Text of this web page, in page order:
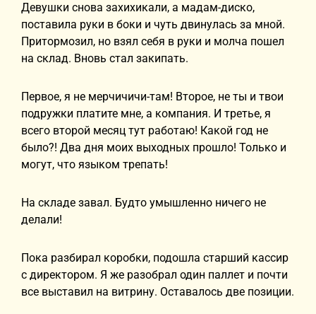
Девушки снова захихикали, а мадам-диско,
поставила руки в боки и чуть двинулась за мной.
Притормозил, но взял себя в руки и молча пошел
на склад. Вновь стал закипать.
Первое, я не мерчичичи-там! Второе, не ты и твои
подружки платите мне, а компания. И третье, я
всего второй месяц тут работаю! Какой год не
было?! Два дня моих выходных прошло! Только и
могут, что языком трепать!
На складе завал. Будто умышленно ничего не
делали!
Пока разбирал коробки, подошла старший кассир
с директором. Я же разобрал один паллет и почти
все выставил на витрину. Оставалось две позиции.